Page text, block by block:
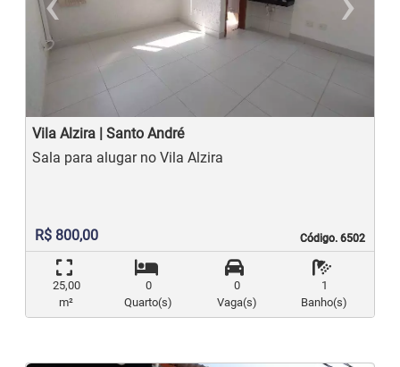
Previous
Vila Alzira | Santo André
Código. 6502
Código. 6502
Sala para alugar no Vila Alzira
R$ 800,00
25,00
m²
0
Quarto(s)
0
Vaga(s)
1
Banho(s)